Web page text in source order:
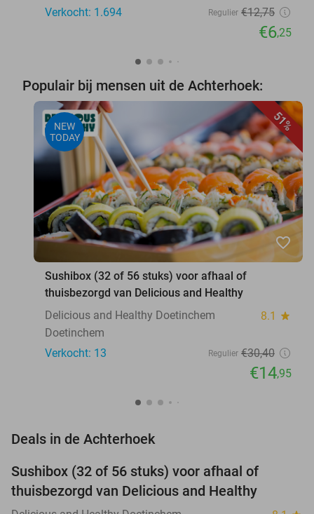
Verkocht: 1.694 Regulier €12,75
€6,25
Populair bij mensen uit de Achterhoek:
51%
NEW
TODAY
favorite_border
Sushibox (32 of 56 stuks) voor afhaal of
thuisbezorgd van Delicious and Healthy
Delicious and Healthy Doetinchem
8.1 star
Doetinchem
Verkocht: 13
Regulier €30,40
€14,95
Deals in de Achterhoek
TODAY
Sushibox (32 of 56 stuks) voor afhaal of
thuisbezorgd van Delicious and Healthy